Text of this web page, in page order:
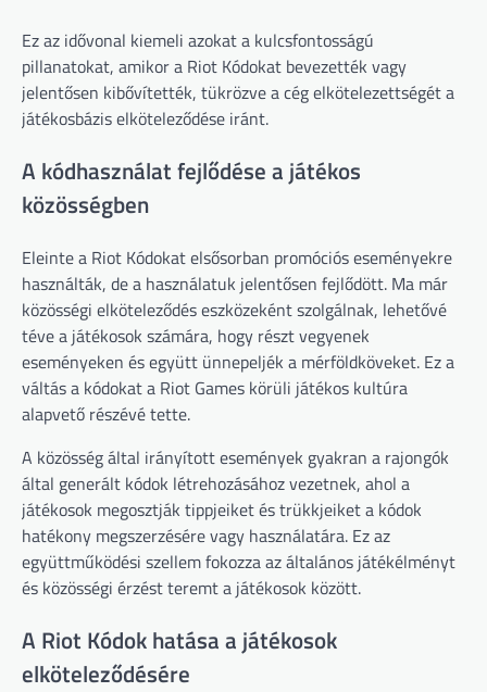
Ez az idővonal kiemeli azokat a kulcsfontosságú
pillanatokat, amikor a Riot Kódokat bevezették vagy
jelentősen kibővítették, tükrözve a cég elkötelezettségét a
játékosbázis elköteleződése iránt.
A kódhasználat fejlődése a játékos
közösségben
Eleinte a Riot Kódokat elsősorban promóciós eseményekre
használták, de a használatuk jelentősen fejlődött. Ma már
közösségi elköteleződés eszközeként szolgálnak, lehetővé
téve a játékosok számára, hogy részt vegyenek
eseményeken és együtt ünnepeljék a mérföldköveket. Ez a
váltás a kódokat a Riot Games körüli játékos kultúra
alapvető részévé tette.
A közösség által irányított események gyakran a rajongók
által generált kódok létrehozásához vezetnek, ahol a
játékosok megosztják tippjeiket és trükkjeiket a kódok
hatékony megszerzésére vagy használatára. Ez az
együttműködési szellem fokozza az általános játékélményt
és közösségi érzést teremt a játékosok között.
A Riot Kódok hatása a játékosok
elköteleződésére